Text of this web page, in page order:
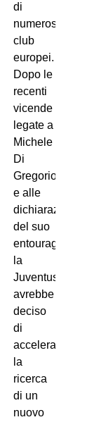
di
numerosi
club
europei.
Dopo le
recenti
vicende
legate a
Michele
Di
Gregorio
e alle
dichiarazioni
del suo
entourage,
la
Juventus
avrebbe
deciso
di
accelerare
la
ricerca
di un
nuovo